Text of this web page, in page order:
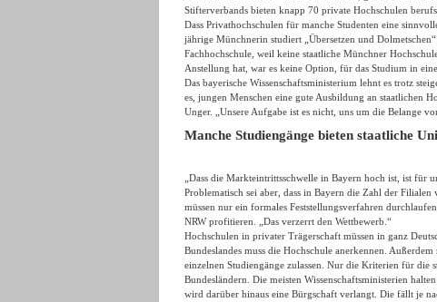
Stifterverbands bieten knapp 70 private Hochschulen
Dass Privathochschulen für manche Studenten eine
jährige Münchnerin studiert „Übersetzen und
Fachhochschule, weil keine staatliche Münchner
Anstellung hat, war es keine Option, für das Studium in eine
Das bayerische Wissenschaftsministerium lehnt es trotz
es, jungen Menschen eine gute Ausbildung an staatlichen
Unger. „Unsere Aufgabe ist es nicht, uns um die Belange
Manche Studiengänge bieten staatliche
„Dass die Markteintrittsschwelle in Bayern hoch ist, ist für
Problematisch sei aber, dass in Bayern die Zahl der
müssen nur ein formales Feststellungsverfahren
NRW profitieren. „Das verzerrt den Wettbewerb.“
Hochschulen in privater Trägerschaft müssen in ganz
Bundeslandes muss die Hochschule anerkennen.
einzelnen Studiengänge zulassen. Nur die Kriterien für die
Bundesländern. Die meisten Wissenschaftsministerien
wird darüber hinaus eine Bürgschaft verlangt. Die fällt je